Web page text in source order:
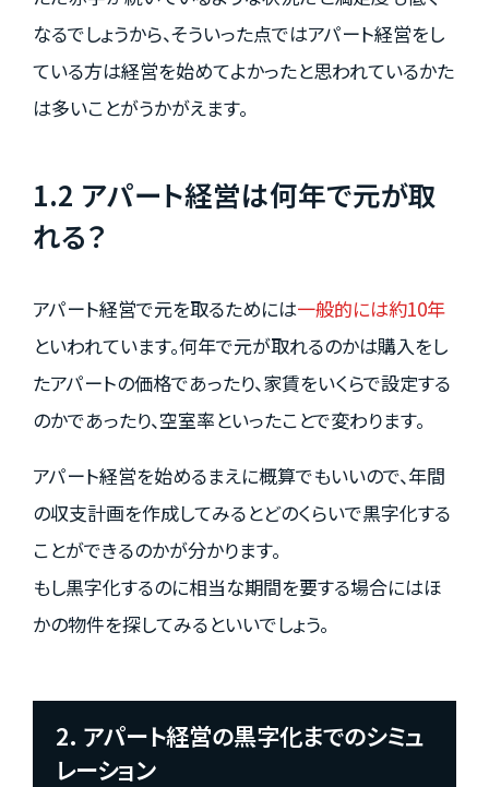
なるでしょうから、そういった点ではアパート経営をし
ている方は経営を始めてよかったと思われているかた
は多いことがうかがえます。
1.2 アパート経営は何年で元が取
れる？
アパート経営で元を取るためには一般的には約10年
といわれています。何年で元が取れるのかは購入をし
たアパートの価格であったり、家賃をいくらで設定する
のかであったり、空室率といったことで変わります。
アパート経営を始めるまえに概算でもいいので、年間
の収支計画を作成してみるとどのくらいで黒字化する
ことができるのかが分かります。
もし黒字化するのに相当な期間を要する場合にはほ
かの物件を探してみるといいでしょう。
2. アパート経営の黒字化までのシミュ
レーション